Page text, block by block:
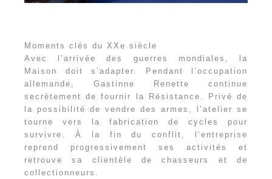
Moments clés du XXe siècle
Avec l’arrivée des guerres mondiales, la
Maison doit s’adapter. Pendant l’occupation
allemande, Gastinne Renette continue
secrètement de fournir la Résistance. Privé de
la possibilité de vendre des armes, l’atelier se
tourne vers la fabrication de cycles pour
survivre. À la fin du conflit, l’entreprise
reprend progressivement ses activités et
retrouve sa clientèle de chasseurs et de
collectionneurs.